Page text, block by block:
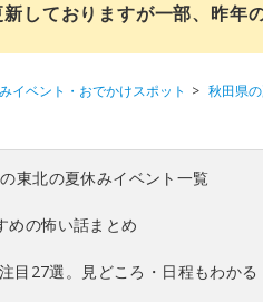
しておりますが一部、昨年
イベント・おでかけスポット 秋田県
東北の夏休みイベント一覧
めの怖い話まとめ
目27選。見どころ・日程もわかる